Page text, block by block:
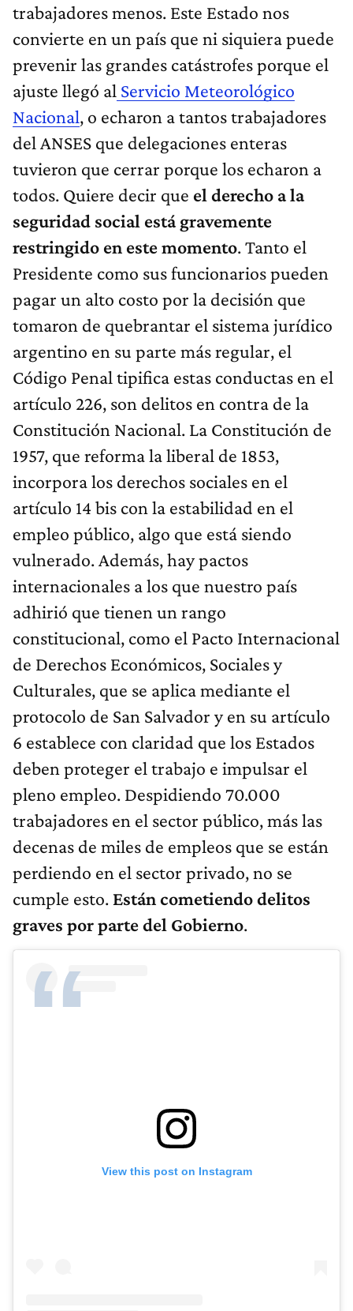
trabajadores menos. Este Estado nos
convierte en un país que ni siquiera puede
prevenir las grandes catástrofes porque el
ajuste llegó al Servicio Meteorológico
Nacional, o echaron a tantos trabajadores
del ANSES que delegaciones enteras
tuvieron que cerrar porque los echaron a
todos. Quiere decir que el derecho a la
seguridad social está gravemente
restringido en este momento. Tanto el
Presidente como sus funcionarios pueden
pagar un alto costo por la decisión que
tomaron de quebrantar el sistema jurídico
argentino en su parte más regular, el
Código Penal tipifica estas conductas en el
artículo 226, son delitos en contra de la
Constitución Nacional. La Constitución de
1957, que reforma la liberal de 1853,
incorpora los derechos sociales en el
artículo 14 bis con la estabilidad en el
empleo público, algo que está siendo
vulnerado. Además, hay pactos
internacionales a los que nuestro país
adhirió que tienen un rango
constitucional, como el Pacto Internacional
de Derechos Económicos, Sociales y
Culturales, que se aplica mediante el
protocolo de San Salvador y en su artículo
6 establece con claridad que los Estados
deben proteger el trabajo e impulsar el
pleno empleo. Despidiendo 70.000
trabajadores en el sector público, más las
decenas de miles de empleos que se están
perdiendo en el sector privado, no se
cumple esto. Están cometiendo delitos
graves por parte del Gobierno.
View this post on Instagram